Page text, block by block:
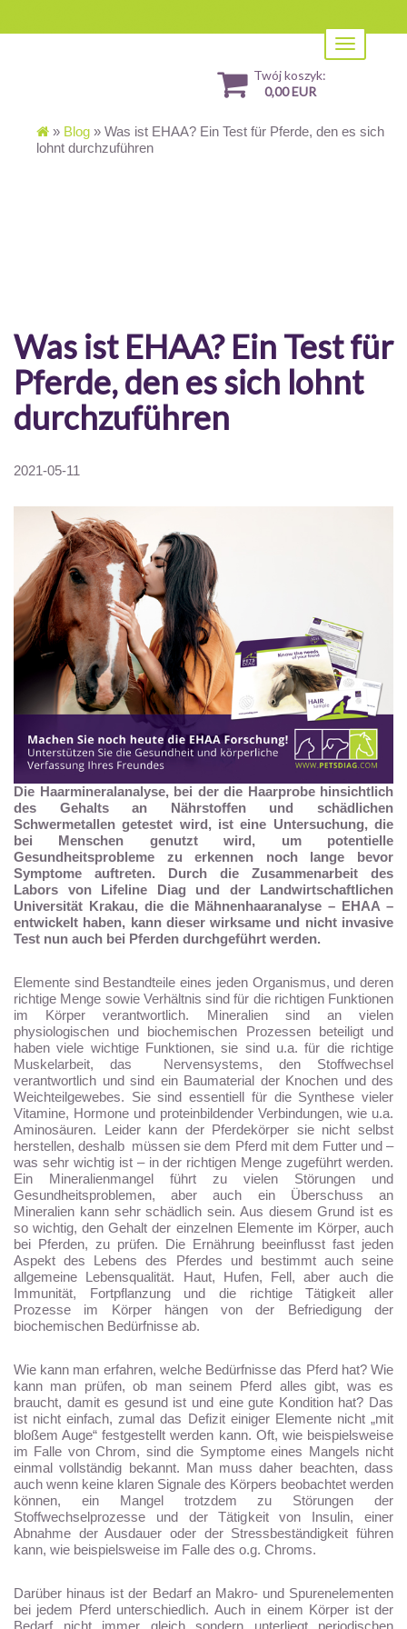
Toggle
navigation
Twój koszyk:
0,00 EUR
» Blog » Was ist EHAA? Ein Test für Pferde, den es sich
lohnt durchzuführen
Was ist EHAA? Ein Test für
Pferde, den es sich lohnt
durchzuführen
2021-05-11
Die Haarmineralanalyse, bei der die Haarprobe hinsichtlich
des Gehalts an Nährstoffen und schädlichen
Schwermetallen getestet wird, ist eine Untersuchung, die
bei Menschen genutzt wird, um potentielle
Gesundheitsprobleme zu erkennen noch lange bevor
Symptome auftreten. Durch die Zusammenarbeit des
Labors von Lifeline Diag und der Landwirtschaftlichen
Universität Krakau, die die Mähnenhaaranalyse – EHAA –
entwickelt haben, kann dieser wirksame und nicht invasive
Test nun auch bei Pferden durchgeführt werden.
Elemente sind Bestandteile eines jeden Organismus, und deren
richtige Menge sowie Verhältnis sind für die richtigen Funktionen
im Körper verantwortlich. Mineralien sind an vielen
physiologischen und biochemischen Prozessen beteiligt und
haben viele wichtige Funktionen, sie sind u.a. für die richtige
Muskelarbeit, das Nervensystems, den Stoffwechsel
verantwortlich und sind ein Baumaterial der Knochen und des
Weichteilgewebes. Sie sind essentiell für die Synthese vieler
Vitamine, Hormone und proteinbildender Verbindungen, wie u.a.
Aminosäuren. Leider kann der Pferdekörper sie nicht selbst
herstellen, deshalb müssen sie dem Pferd mit dem Futter und –
was sehr wichtig ist – in der richtigen Menge zugeführt werden.
Ein Mineralienmangel führt zu vielen Störungen und
Gesundheitsproblemen, aber auch ein Überschuss an
Mineralien kann sehr schädlich sein. Aus diesem Grund ist es
so wichtig, den Gehalt der einzelnen Elemente im Körper, auch
bei Pferden, zu prüfen. Die Ernährung beeinflusst fast jeden
Aspekt des Lebens des Pferdes und bestimmt auch seine
allgemeine Lebensqualität. Haut, Hufen, Fell, aber auch die
Immunität, Fortpflanzung und die richtige Tätigkeit aller
Prozesse im Körper hängen von der Befriedigung der
biochemischen Bedürfnisse ab.
Wie kann man erfahren, welche Bedürfnisse das Pferd hat? Wie
kann man prüfen, ob man seinem Pferd alles gibt, was es
braucht, damit es gesund ist und eine gute Kondition hat? Das
ist nicht einfach, zumal das Defizit einiger Elemente nicht „mit
bloßem Auge“ festgestellt werden kann. Oft, wie beispielsweise
im Falle von Chrom, sind die Symptome eines Mangels nicht
einmal vollständig bekannt. Man muss daher beachten, dass
auch wenn keine klaren Signale des Körpers beobachtet werden
können, ein Mangel trotzdem zu Störungen der
Stoffwechselprozesse und der Tätigkeit von Insulin, einer
Abnahme der Ausdauer oder der Stressbeständigkeit führen
kann, wie beispielsweise im Falle des o.g. Chroms.
Darüber hinaus ist der Bedarf an Makro- und Spurenelementen
bei jedem Pferd unterschiedlich. Auch in einem Körper ist der